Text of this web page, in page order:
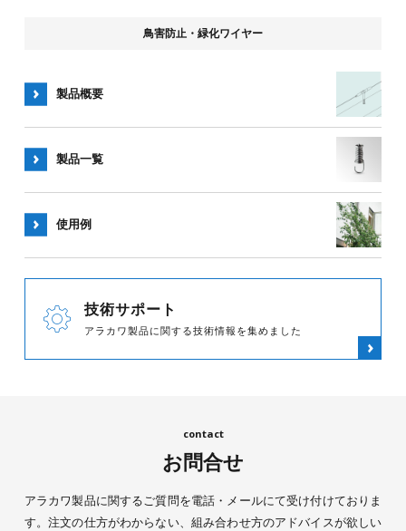
鳥害防止・緑化ワイヤー
製品概要
製品一覧
使用例
技術サポート
アラカワ製品に関する技術情報を集めました
お問合せ
アラカワ製品に関するご質問を電話・メールにて受け付けておりま
す。注文の仕方がわからない、組み合わせ方のアドバイスが欲しい